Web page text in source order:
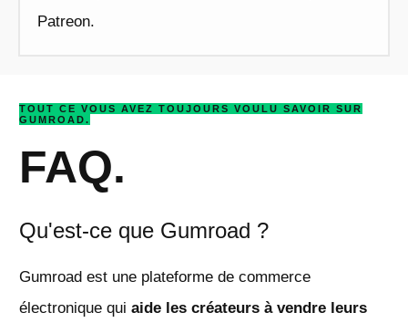
Patreon.
TOUT CE VOUS AVEZ TOUJOURS VOULU SAVOIR SUR
GUMROAD.
FAQ.
Qu'est-ce que Gumroad ?
Gumroad est une plateforme de commerce
électronique qui aide les créateurs à vendre leurs